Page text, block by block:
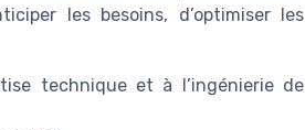
les besoins, d’optimiser les
technique et à l’ingénierie de